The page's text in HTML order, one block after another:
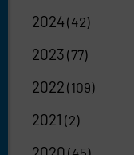
2024 (42)
2023 (77)
2022 (109)
2021 (2)